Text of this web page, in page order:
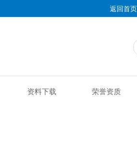
返回首页
资料下载 荣誉资质